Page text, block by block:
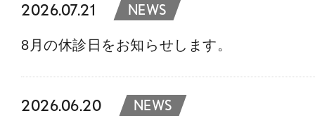
2026.07.21 NEWS
8月の休診日をお知らせします。
2026.06.20 NEWS